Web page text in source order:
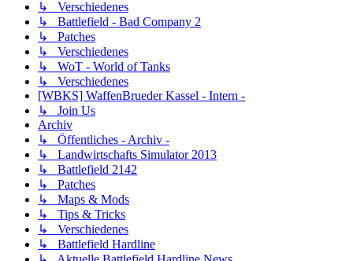
↳ Verschiedenes
↳ Battlefield - Bad Company 2
↳ Patches
↳ Verschiedenes
↳ WoT - World of Tanks
↳ Verschiedenes
[WBKS] WaffenBrueder Kassel - Intern -
↳ Join Us
Archiv
↳ Öffentliches - Archiv -
↳ Landwirtschafts Simulator 2013
↳ Battlefield 2142
↳ Patches
↳ Maps & Mods
↳ Tips & Tricks
↳ Verschiedenes
↳ Battlefield Hardline